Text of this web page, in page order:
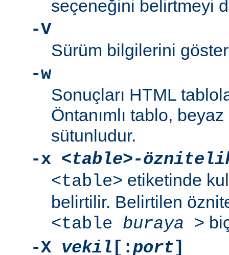
seçeneğini belirtmeyi
-V
Sürüm bilgilerini
-w
Sonuçları HTML
Öntanımlı tablo,
sütunludur.
-x <table>-
<table> etiketinde
belirtilir. Belirtilen
<table buraya >
-X vekil [:port]